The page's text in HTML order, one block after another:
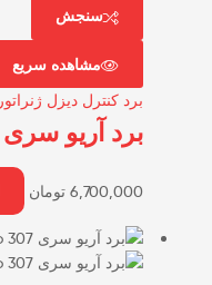
سنجش
مشاهده سریع
برد کنترل دیزل ژنراتور
برد آریو سری ARIO 207
6,700,000 تومان